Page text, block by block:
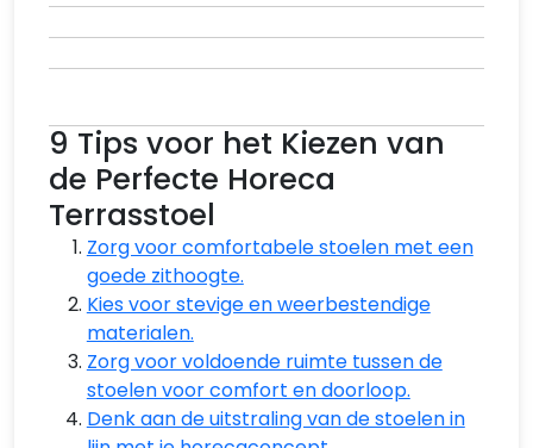
9 Tips voor het Kiezen van
de Perfecte Horeca
Terrasstoel
Zorg voor comfortabele stoelen met een
goede zithoogte.
Kies voor stevige en weerbestendige
materialen.
Zorg voor voldoende ruimte tussen de
stoelen voor comfort en doorloop.
Denk aan de uitstraling van de stoelen in